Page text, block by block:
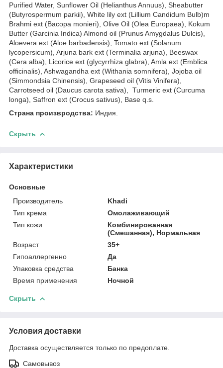
Purified Water, Sunflower Oil (Helianthus Annuus), Sheabutter
(Butyrospermum parkii), White lily ext (Lillium Candidum Bulb)m
Brahmi ext (Bacopa monieri), Olive Oil (Olea Europaea), Kokum
Butter (Garcinia Indica) Almond oil (Prunus Amygdalus Dulcis),
Aloevera ext (Aloe barbadensis), Tomato ext (Solanum
lycopersicum), Arjuna bark ext (Terminalia arjuna), Beeswax
(Cera alba), Licorice ext (glycyrrhiza glabra), Amla ext (Emblica
officinalis), Ashwagandha ext (Withania somnifera), Jojoba oil
(Simmondsia Chinensis), Grapeseed oil (Vitis Vinifera),
Carrotseed oil (Daucus carota sativa), Turmeric ext (Curcuma
longa), Saffron ext (Crocus sativus), Base q.s.
Страна произвродства: Индия.
Скрыть
Характеристики
Основные
Производитель
Khadi
Тип крема
Омолаживающий
Тип кожи
Комбинированная
(Смешанная), Нормальная
Возраст
35+
Гипоаллергенно
Да
Упаковка средства
Банка
Время применения
Ночной
Скрыть
Условия доставки
Доставка осуществляется только по предоплате.
Самовывоз